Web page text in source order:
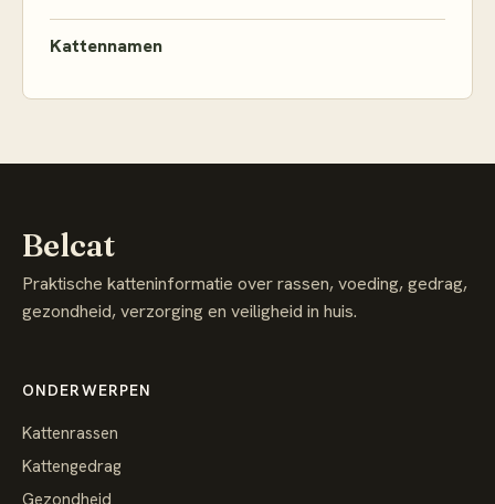
Kattennamen
Belcat
Praktische katteninformatie over rassen, voeding, gedrag,
gezondheid, verzorging en veiligheid in huis.
ONDERWERPEN
Kattenrassen
Kattengedrag
Gezondheid